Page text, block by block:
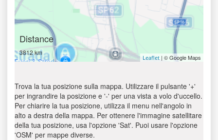
Distance
3812 km
Leaflet | © Google Maps
Trova la tua posizione sulla mappa. Utilizzare il pulsante '+'
per ingrandire la posizione e '-' per una vista a volo d'uccello.
Per chiarire la tua posizione, utilizza il menu nell'angolo in
alto a destra della mappa. Per ottenere l'immagine satellitare
della tua posizione, usa l'opzione 'Sat'. Puoi usare l'opzione
'OSM' per mappe diverse.